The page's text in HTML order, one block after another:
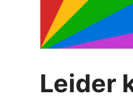
Leider